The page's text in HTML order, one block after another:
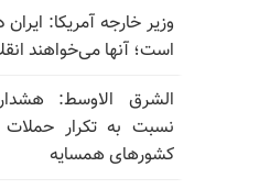
وزیر خارجه آمریکا:
است؛ آنها می‌خواهند
الشرق الاوسط:
نسبت به تکرار
کشورهای همسایه